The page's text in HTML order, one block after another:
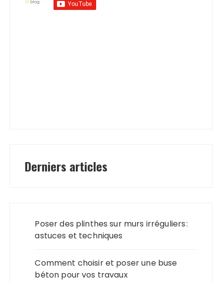
Derniers articles
Poser des plinthes sur murs irréguliers :
astuces et techniques
Comment choisir et poser une buse
béton pour vos travaux